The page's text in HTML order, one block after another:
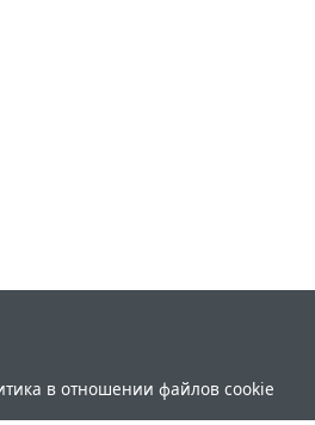
в отношении файлов cookie